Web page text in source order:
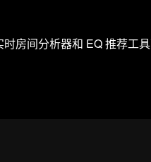
房间分析器和 EQ 推荐工